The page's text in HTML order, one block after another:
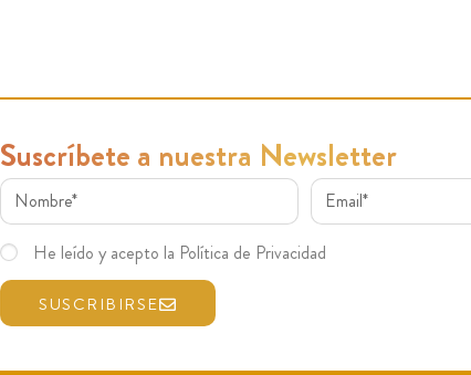
Suscríbete a nuestra Newsletter
He leído y acepto la Política de Privacidad
SUSCRIBIRSE